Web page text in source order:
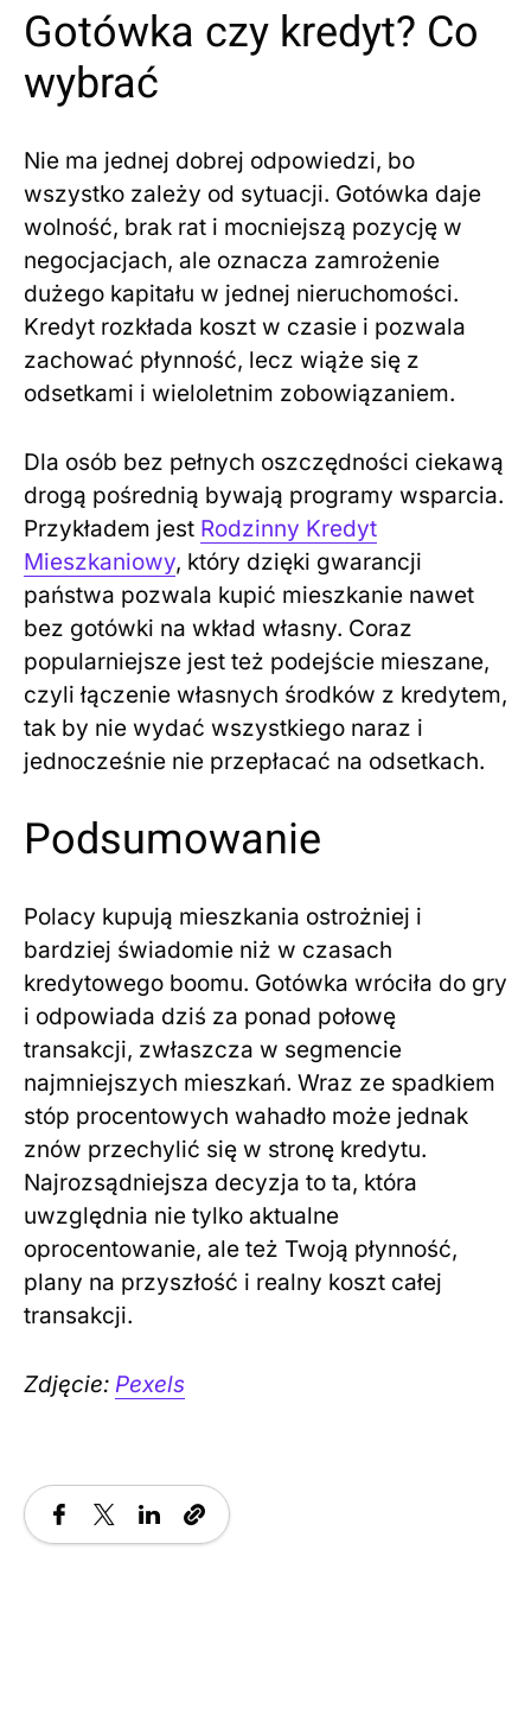
Gotówka czy kredyt? Co
wybrać
Nie ma jednej dobrej odpowiedzi, bo
wszystko zależy od sytuacji. Gotówka daje
wolność, brak rat i mocniejszą pozycję w
negocjacjach, ale oznacza zamrożenie
dużego kapitału w jednej nieruchomości.
Kredyt rozkłada koszt w czasie i pozwala
zachować płynność, lecz wiąże się z
odsetkami i wieloletnim zobowiązaniem.
Dla osób bez pełnych oszczędności ciekawą
drogą pośrednią bywają programy wsparcia.
Przykładem jest Rodzinny Kredyt
Mieszkaniowy, który dzięki gwarancji
państwa pozwala kupić mieszkanie nawet
bez gotówki na wkład własny. Coraz
popularniejsze jest też podejście mieszane,
czyli łączenie własnych środków z kredytem,
tak by nie wydać wszystkiego naraz i
jednocześnie nie przepłacać na odsetkach.
Podsumowanie
Polacy kupują mieszkania ostrożniej i
bardziej świadomie niż w czasach
kredytowego boomu. Gotówka wróciła do gry
i odpowiada dziś za ponad połowę
transakcji, zwłaszcza w segmencie
najmniejszych mieszkań. Wraz ze spadkiem
stóp procentowych wahadło może jednak
znów przechylić się w stronę kredytu.
Najrozsądniejsza decyzja to ta, która
uwzględnia nie tylko aktualne
oprocentowanie, ale też Twoją płynność,
plany na przyszłość i realny koszt całej
transakcji.
Zdjęcie: Pexels